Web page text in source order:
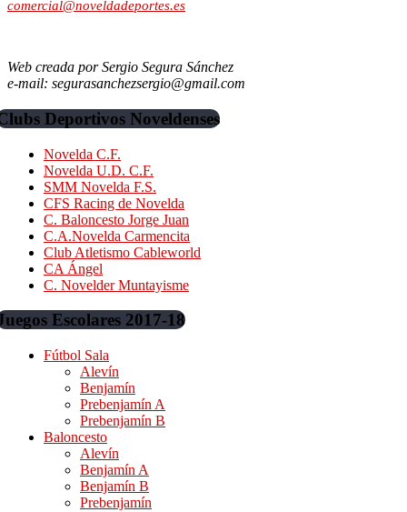
comercial@noveldadeportes.es
Web creada por Sergio Segura Sánchez
e-mail: segurasanchezsergio@gmail.com
Deportivos Noveldenses
Novelda C.F.
Novelda U.D. C.F.
SMM Novelda F.S.
CFS Racing de Novelda
C. Baloncesto Jorge Juan
C.A.Novelda Carmencita
Club Atletismo Cableworld
CA Ángel
C. Novelder Muntayisme
Escolares 2017-18
Fútbol Sala
Alevín
Benjamín
Prebenjamín A
Prebenjamín B
Baloncesto
Alevín
Benjamín A
Benjamín B
Prebenjamín